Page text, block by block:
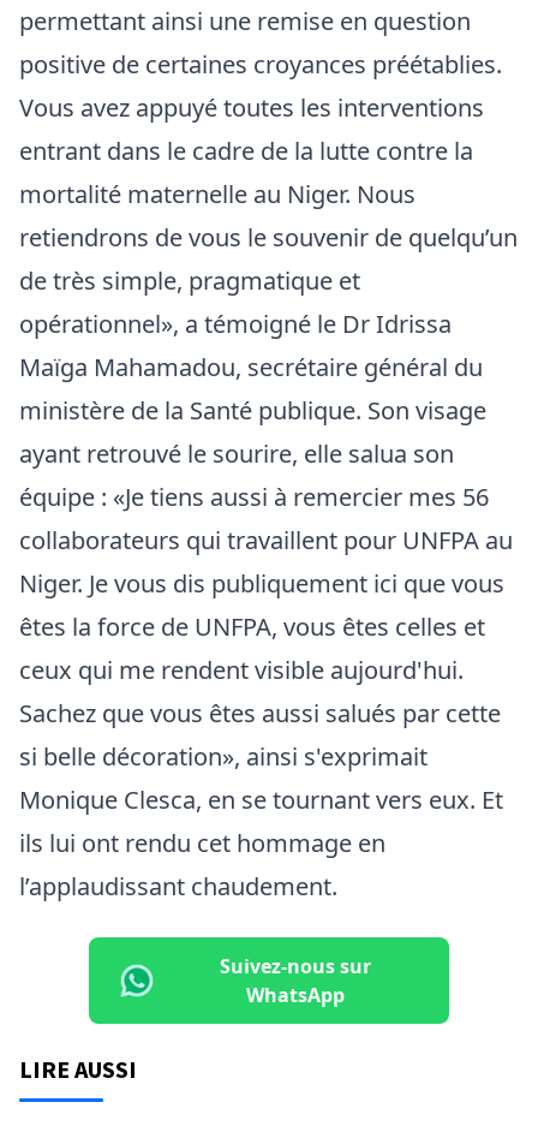
permettant ainsi une remise en question
positive de certaines croyances préétablies.
Vous avez appuyé toutes les interventions
entrant dans le cadre de la lutte contre la
mortalité maternelle au Niger. Nous
retiendrons de vous le souvenir de quelqu’un
de très simple, pragmatique et
opérationnel», a témoigné le Dr Idrissa
Maïga Mahamadou, secrétaire général du
ministère de la Santé publique. Son visage
ayant retrouvé le sourire, elle salua son
équipe : «Je tiens aussi à remercier mes 56
collaborateurs qui travaillent pour UNFPA au
Niger. Je vous dis publiquement ici que vous
êtes la force de UNFPA, vous êtes celles et
ceux qui me rendent visible aujourd'hui.
Sachez que vous êtes aussi salués par cette
si belle décoration», ainsi s'exprimait
Monique Clesca, en se tournant vers eux. Et
ils lui ont rendu cet hommage en
l’applaudissant chaudement.
Suivez-nous sur
WhatsApp
LIRE AUSSI